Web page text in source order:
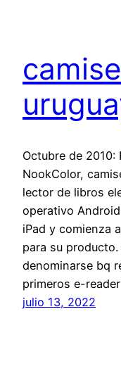
Octubre de 2010:
NookColor,
lector de libros
operativo
iPad y comienza
para su
denominarse bq
primeros e-
julio 13, 2022